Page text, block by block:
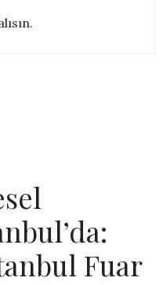
Fuar